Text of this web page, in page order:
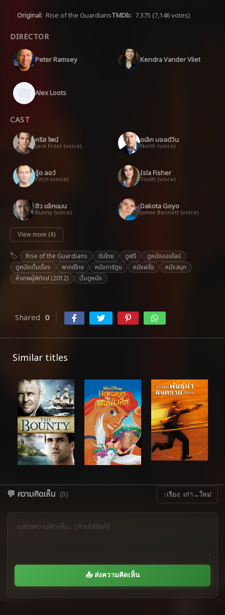
Original: Rise of the GuardiansTMDb: 7.375 (7,146 votes)
DIRECTOR
Peter Ramsey Kendra Vander Vliet
Alex Loots
CAST
คริส ไพน์
Jack Frost (voice)
อเล็ก บอลด์วิน
North (voice)
จู๊ด ลอว์
Pitch (voice)
Isla Fisher
Tooth (voice)
ฮิว แจ็กแมน
Bunny (voice)
Dakota Goyo
Jamie Bennett (voice)
View more (4)
Rise of the Guardians ซับไทย ดูฟรี
ดูหนังออนไลน์
ดูหนังเต็มเรื่อง
พากย์ไทย หนังการ์ตูน หนังฝรั่ง
หนังสนุก
ห้าเทพผู้พิทักษ์ (2012)
เว็บดูหนัง
Shared 0
Similar titles
💬 ความคิดเห็น (0) ↕ เรียง: เก่า→ใหม่
📤 ส่งความคิดเห็น